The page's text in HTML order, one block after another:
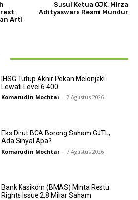
Arti
Susul Ketua OJK, Mirza
Adityaswara Resmi Mundur
IHSG Tutup Akhir Pekan Melonjak!
Lewati Level 6.400
Komarudin Mochtar - 7 Agustus 2026
Eks Dirut BCA Borong Saham GJTL,
Ada Sinyal Apa?
Komarudin Mochtar - 7 Agustus 2026
Bank Kasikorn (BMAS) Minta Restu
Rights Issue 2,8 Miliar Saham